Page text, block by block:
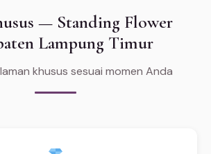
— Standing Flower
Lampung Timur
khusus sesuai momen Anda